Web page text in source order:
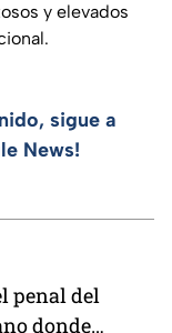
y elevados
sigue a
News!
penal del
donde